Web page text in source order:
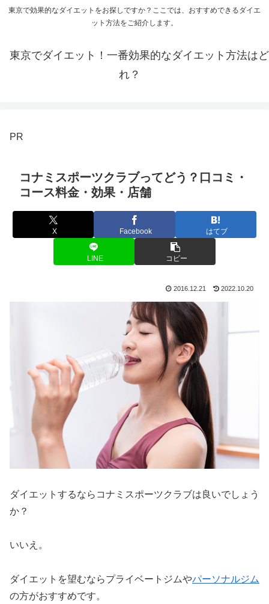
東京で効果的なダイエットをお探しですか？ここでは、おすすめできるダイエ
ット方法をご紹介します。
東京でダイエット！一番効果的なダイエット方法はど
れ？
PR
コナミスポーツクラブってどう？口コミ・
コース料金・効果・店舗
X Facebook はてブ
LINE コピー
2016.12.21 2022.10.20
ダイエットするならコナミスポーツクラブは良いでしょう
か？
いいえ。
ダイエットを望むならプライベートジムやパーソナルジム
の方がおすすめです。